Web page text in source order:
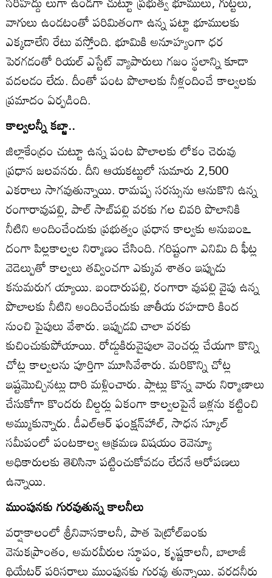
వాగులు ఉండటంతో పరిమితంగా ఉన్న పట్టా భూములకు
ఎక్కడాలేని రేటు వస్తోంది. భూమికి అనూహ్యంగా ధర
పెరగడంతో రియల్‌ ఎస్టేట్‌ వ్యాపారులు గజం స్థలాన్ని కూడా
వదలడం లేదు. దీంతో పంట పొలాలకు నీళ్లందించే కాల్వలకు
ప్రమాదం ఏర్పడింది.
కాల్వలన్నీ కబ్జా..
జిల్లాకేంద్రం చుట్టూ ఉన్న పంట పొలాలకు లోకం చెరువు
ప్రధాన జలవనరు. దీని ఆయకట్టులో సుమారు 2,500
ఎకరాలు సాగవుతున్నాయి. రామప్ప సరస్సును ఆనుకొని ఉన్న
రంగారావుపల్లి, పాల్‌ సాబ్‌పల్లి వరకు గల చివరి పొలానికి
నీటిని అందించేందుకు ప్రభుత్వం ప్రధాన కాల్వకు అనుబంఽ
దంగా పిల్లకాల్వల నిర్మాణం చేసింది. గరిష్టంగా ఎనిమి ది ఫీట్ల
వెడెల్పుతో కాల్వలు తవ్వించగా ఎక్కువ శాతం ఇప్పుడు
కనుమరుగ య్యాయి. బండారుపల్లి, రంగారా వుపల్లి వైపు ఉన్న
పొలాలకు నీటిని అందించేందుకు జాతీయ రహదారి కింద
నుంచి పైపులు వేశారు. ఇప్పుడవి చాలా వరకు
కుచించుకుపోయాయి. రోడ్డుకిరువైపులా వెంచర్లు చేయగా కొన్ని
చోట్ల కాల్వలను పూర్తిగా మూసివేశారు. మరికొన్ని చోట్ల
ఇష్టమొచ్చినట్లు దారి మళ్లించారు. ప్లాట్లు కొన్న వారు నిర్మాణాలు
చేసుకోగా కొందరు బిల్డర్లు ఏకంగా కాల్వలపైనే ఇళ్లను కట్టించి
అమ్ముకున్నారు. డీఎల్‌ఆర్‌ ఫంక్షన్‌హాల్‌, సాధన స్కూల్‌
సమీపంలో పంటకాల్వ ఆక్రమణ విషయం రెవెన్యూ
అధికారులకు తెలిసినా పట్టించుకోవడం లేదనే ఆరోపణలు
ఉన్నాయి.
ముంపునకు గురవుతున్న కాలనీలు
వర్షాకాలంలో శ్రీనివాసకాలనీ, పాత పెట్రోల్‌బంకు
వెనుకప్రాంతం, అమరవీరుల స్థూపం, కృష్ణకాలనీ, బాలాజీ
థియేటర్‌ పరిసరాలు ముంపునకు గురవు తున్నాయి. వరదనీరు